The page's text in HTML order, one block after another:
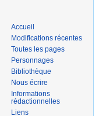
Accueil
Modifications récentes
Toutes les pages
Personnages
Bibliothèque
Nous écrire
Informations
rédactionnelles
Liens